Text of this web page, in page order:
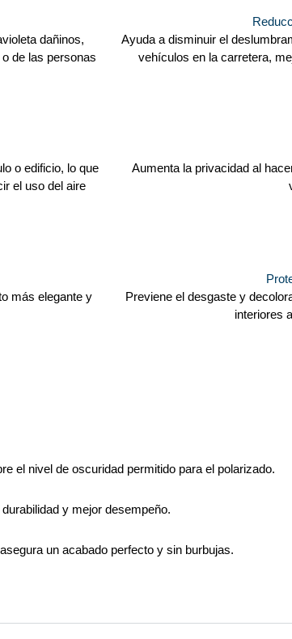
dañinos,
de las personas
Ayuda a disminuir el
vehículos en la carretera,
o edificio, lo que
el uso del aire
Aumenta la privacidad al
más elegante y
Previene el desgaste y
interiores
el nivel de oscuridad permitido para el polarizado.
y mejor desempeño.
un acabado perfecto y sin burbujas.